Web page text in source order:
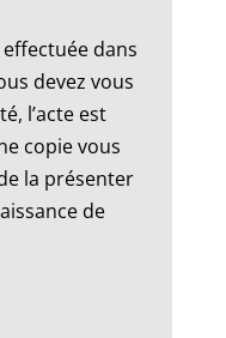
dans
devez vous
l’acte est
copie vous
la présenter
de